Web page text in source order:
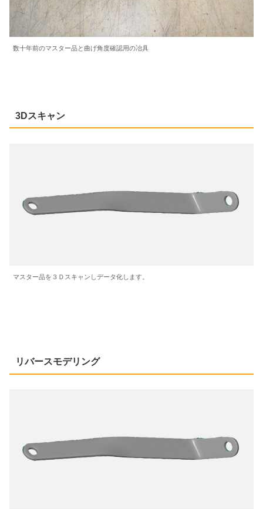
数十年前のマスター品と曲げ角度確認用の冶具
3Dスキャン
マスター品を３Ｄスキャンしデータ化します。
リバースモデリング